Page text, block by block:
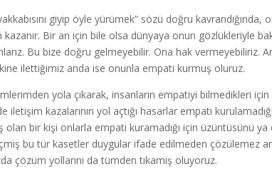
giyip öyle yürümek” sözü doğru
kazanır. Bir an için bile olsa dünyaya onun gözlükleriyle
Bu bize doğru gelmeyebilir. Ona hak vermeyebiliriz.
ilettiğimiz anda ise onunla empati kurmuş oluruz.
yola çıkarak, insanların empatiyi bilmedikleri için
iletişim kazalarının yol açtığı hasarlar empati
olan bir kişi onlarla empati kuramadığı için üzüntüsünü
bu tür kasetler duygular ifade edilmeden çözülemez
çözüm yollarını da tümden tıkamış oluyoruz.